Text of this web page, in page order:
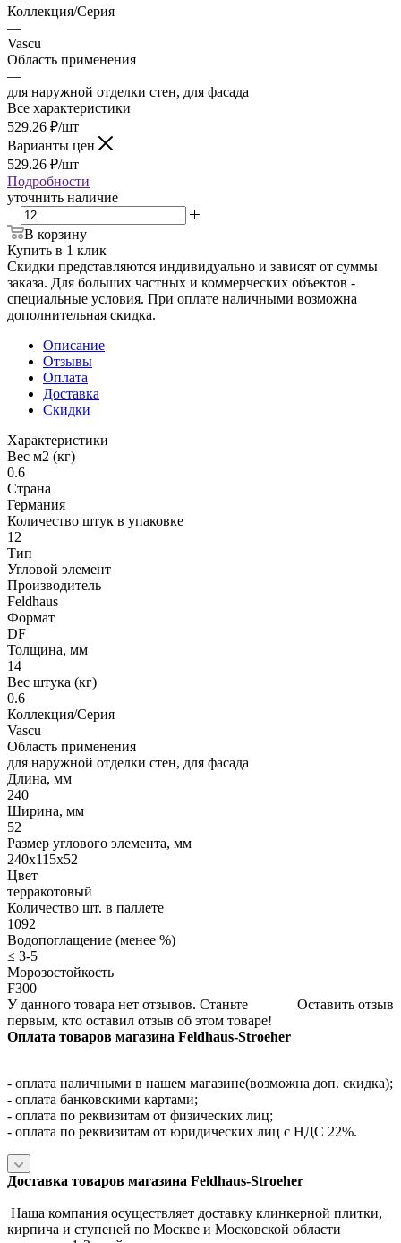
Коллекция/Серия
—
Vascu
Область применения
—
для наружной отделки стен, для фасада
Все характеристики
529.26 ₽/шт
Варианты цен
529.26 ₽/шт
Подробности
уточнить наличие
В корзину
Купить в 1 клик
Скидки представляются индивидуально и зависят от суммы
заказа. Для больших частных и коммерческих объектов -
специальные условия. При оплате наличными возможна
дополнительная скидка.
Описание
Отзывы
Оплата
Доставка
Скидки
Характеристики
Вес м2 (кг)
0.6
Страна
Германия
Количество штук в упаковке
12
Тип
Угловой элемент
Производитель
Feldhaus
Формат
DF
Толщина, мм
14
Вес штука (кг)
0.6
Коллекция/Серия
Vascu
Область применения
для наружной отделки стен, для фасада
Длина, мм
240
Ширина, мм
52
Размер углового элемента, мм
240x115x52
Цвет
терракотовый
Количество шт. в паллете
1092
Водопоглащение (менее %)
≤ 3-5
Морозостойкость
F300
Оставить отзыв
У данного товара нет отзывов. Станьте
первым, кто оставил отзыв об этом товаре!
Оплата товаров магазина Feldhaus-Stroeher
- оплата наличными в нашем магазине(возможна доп. скидка);
- оплата банковскими картами;
- оплата по реквизитам от физических лиц;
- оплата по реквизитам от юридических лиц с НДС 22%.
Доставка товаров магазина Feldhaus-Stroeher
Наша компания осуществляет доставку клинкерной плитки,
кирпича и ступеней по Москве и Московской области